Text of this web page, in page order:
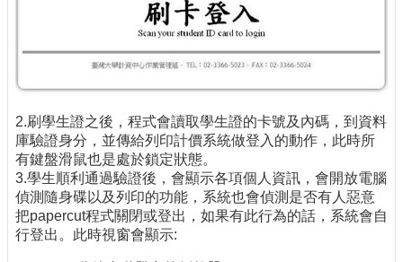
2.刷學生證之後，程式會讀取學生證的卡號及內碼，到資料
庫驗證身分，並傳給列印計價系統做登入的動作，此時所
有鍵盤滑鼠也是處於鎖定狀態。
3.學生順利通過驗證後，會顯示各項個人資訊，會開放電腦
偵測隨身碟以及列印的功能，系統也會偵測是否有人惡意
把papercut程式關閉或登出，如果有此行為的話，系統會自
行登出。此時視窗會顯示: